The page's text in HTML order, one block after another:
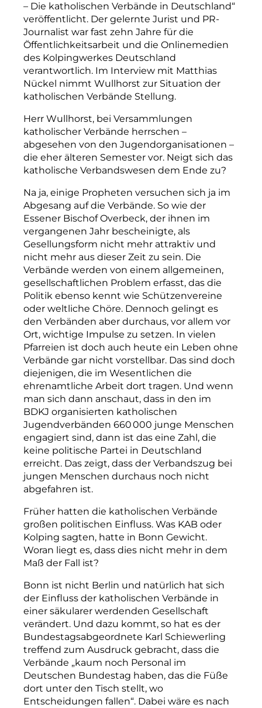
– Die katholischen Verbände in Deutschland“
veröffentlicht. Der gelernte Jurist und PR-
Journalist war fast zehn Jahre für die
Öffentlichkeitsarbeit und die Onlinemedien
des Kolpingwerkes Deutschland
verantwortlich. Im Interview mit Matthias
Nückel nimmt Wullhorst zur Situation der
katholischen Verbände Stellung.
Herr Wullhorst, bei Versammlungen
katholischer Verbände herrschen –
abgesehen von den Jugendorganisationen –
die eher älteren Semester vor. Neigt sich das
katholische Verbandswesen dem Ende zu?
Na ja, einige Propheten versuchen sich ja im
Abgesang auf die Verbände. So wie der
Essener Bischof Overbeck, der ihnen im
vergangenen Jahr bescheinigte, als
Gesellungsform nicht mehr attraktiv und
nicht mehr aus dieser Zeit zu sein. Die
Verbände werden von einem allgemeinen,
gesellschaftlichen Problem erfasst, das die
Politik ebenso kennt wie Schützenvereine
oder weltliche Chöre. Dennoch gelingt es
den Verbänden aber durchaus, vor allem vor
Ort, wichtige Impulse zu setzen. In vielen
Pfarreien ist doch auch heute ein Leben ohne
Verbände gar nicht vorstellbar. Das sind doch
diejenigen, die im Wesentlichen die
ehrenamtliche Arbeit dort tragen. Und wenn
man sich dann anschaut, dass in den im
BDKJ organisierten katholischen
Jugendverbänden 660 000 junge Menschen
engagiert sind, dann ist das eine Zahl, die
keine politische Partei in Deutschland
erreicht. Das zeigt, dass der Verbandszug bei
jungen Menschen durchaus noch nicht
abgefahren ist.
Früher hatten die katholischen Verbände
großen politischen Einfluss. Was KAB oder
Kolping sagten, hatte in Bonn Gewicht.
Woran liegt es, dass dies nicht mehr in dem
Maß der Fall ist?
Bonn ist nicht Berlin und natürlich hat sich
der Einfluss der katholischen Verbände in
einer säkularer werdenden Gesellschaft
verändert. Und dazu kommt, so hat es der
Bundestagsabgeordnete Karl Schiewerling
treffend zum Ausdruck gebracht, dass die
Verbände „kaum noch Personal im
Deutschen Bundestag haben, das die Füße
dort unter den Tisch stellt, wo
Entscheidungen fallen“. Dabei wäre es nach